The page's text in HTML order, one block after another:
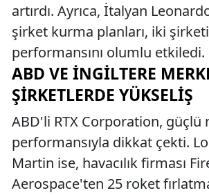
artırdı. Ayrıca, İtalyan
şirket kurma planları, iki
performansını olumlu etkiledi.
ABD VE İNGILTERE
ŞIRKETLERDE YÜKSELIŞ
ABD'li RTX Corporation, güçlü
performansıyla dikkat çekti.
Martin ise, havacılık firması
Aerospace'ten 25 roket